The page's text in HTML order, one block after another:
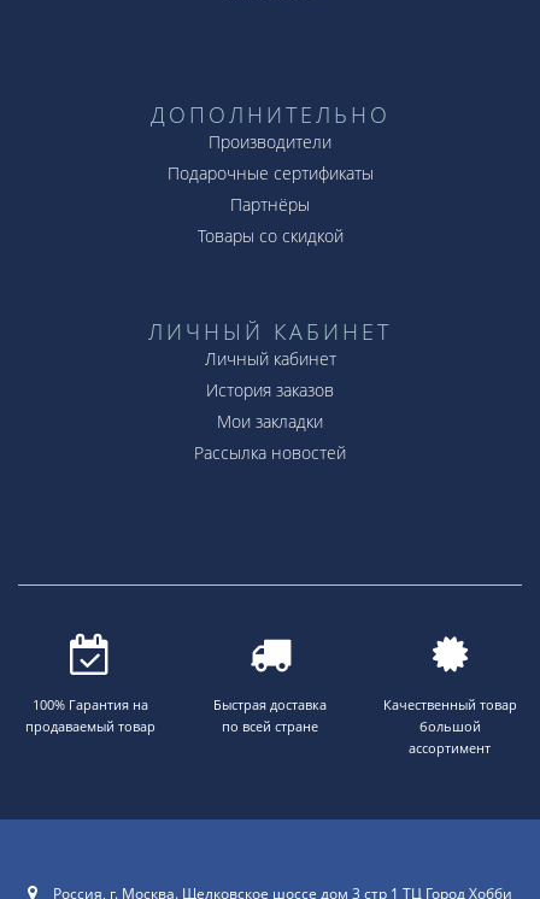
ДОПОЛНИТЕЛЬНО
Производители
Подарочные сертификаты
Партнёры
Товары со скидкой
ЛИЧНЫЙ КАБИНЕТ
Личный кабинет
История заказов
Мои закладки
Рассылка новостей
100% Гарантия на
продаваемый товар
Быстрая доставка
по всей стране
Качественный товар
большой
ассортимент
Россия, г. Москва. Щелковское шоссе дом 3 стр 1 ТЦ Город Хобби